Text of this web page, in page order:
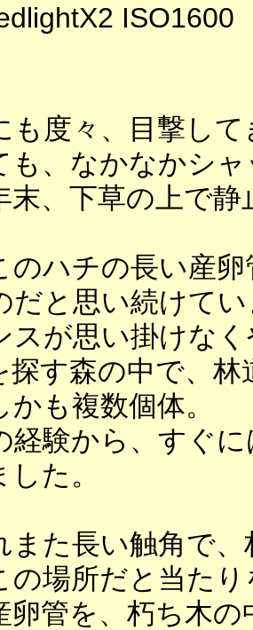
ISO1600
も度々、目撃し
も、なかなかシ
末、下草の上で
のハチの長い産
だと思い続けて
スが思い掛けな
探す森の中で、
も複数個体。
経験から、すぐ
た。
また長い触角で
の場所だと当た
卵管を、朽ち木